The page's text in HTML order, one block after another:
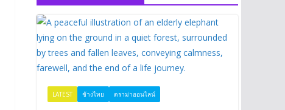
LATEST ช้างไทย ดราม่าออนไลน์